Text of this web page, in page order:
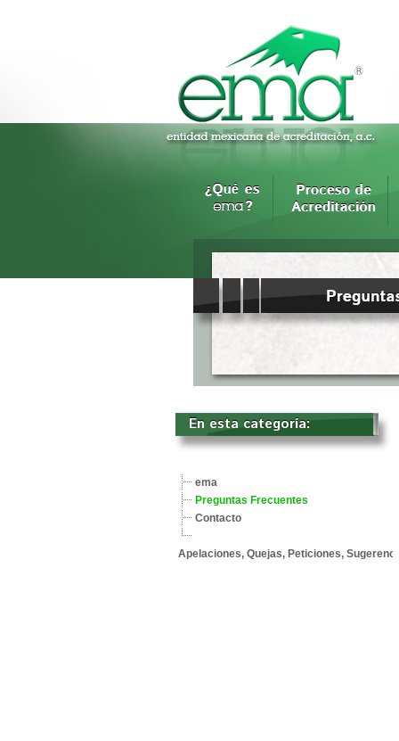
En esta categoría:
ema
Preguntas Frecuentes
Contacto
Apelaciones, Quejas, Peticiones,